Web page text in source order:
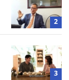
2
3